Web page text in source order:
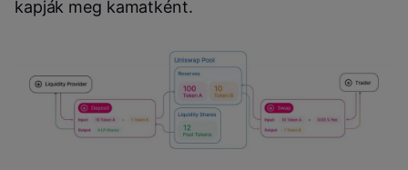
kapják meg kamatként.